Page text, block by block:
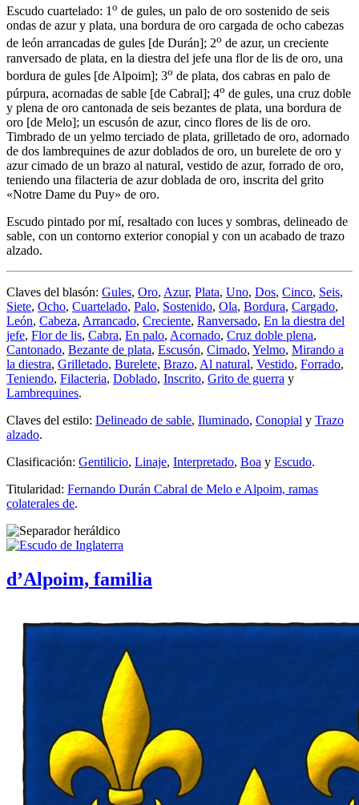
Escudo cuartelado: 1o de gules, un palo de oro sostenido de seis
ondas de azur y plata, una bordura de oro cargada de ocho cabezas
de león arrancadas de gules [de Durán]; 2o de azur, un creciente
ranversado de plata, en la diestra del jefe una flor de lis de oro, una
bordura de gules [de Alpoim]; 3o de plata, dos cabras en palo de
púrpura, acornadas de sable [de Cabral]; 4o de gules, una cruz doble
y plena de oro cantonada de seis bezantes de plata, una bordura de
oro [de Melo]; un escusón de azur, cinco flores de lis de oro.
Timbrado de un yelmo terciado de plata, grilletado de oro, adornado
de dos lambrequines de azur doblados de oro, un burelete de oro y
azur cimado de un brazo al natural, vestido de azur, forrado de oro,
teniendo una filacteria de azur doblada de oro, inscrita del grito
«Notre Dame du Puy» de oro.
Escudo pintado por mí, resaltado con luces y sombras, delineado de
sable, con un contorno exterior conopial y con un acabado de trazo
alzado.
Claves del blasón: Gules, Oro, Azur, Plata, Uno, Dos, Cinco, Seis,
Siete, Ocho, Cuartelado, Palo, Sostenido, Ola, Bordura, Cargado,
León, Cabeza, Arrancado, Creciente, Ranversado, En la diestra del
jefe, Flor de lis, Cabra, En palo, Acornado, Cruz doble plena,
Cantonado, Bezante de plata, Escusón, Cimado, Yelmo, Mirando a
la diestra, Grilletado, Burelete, Brazo, Al natural, Vestido, Forrado,
Teniendo, Filacteria, Doblado, Inscrito, Grito de guerra y
Lambrequines.
Claves del estilo: Delineado de sable, Iluminado, Conopial y Trazo
alzado.
Clasificación: Gentilicio, Linaje, Interpretado, Boa y Escudo.
Titularidad: Fernando Durán Cabral de Melo e Alpoim, ramas
colaterales de.
d’Alpoim, familia